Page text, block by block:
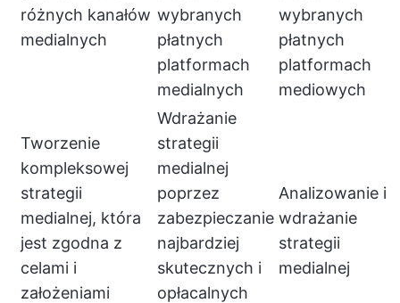
różnych kanałów
medialnych
wybranych
płatnych
platformach
medialnych
wybranych
płatnych
platformach
mediowych
Tworzenie
kompleksowej
strategii
medialnej, która
jest zgodna z
celami i
założeniami
Wdrażanie
strategii
medialnej
poprzez
zabezpieczanie
najbardziej
skutecznych i
opłacalnych
Analizowanie i
wdrażanie
strategii
medialnej